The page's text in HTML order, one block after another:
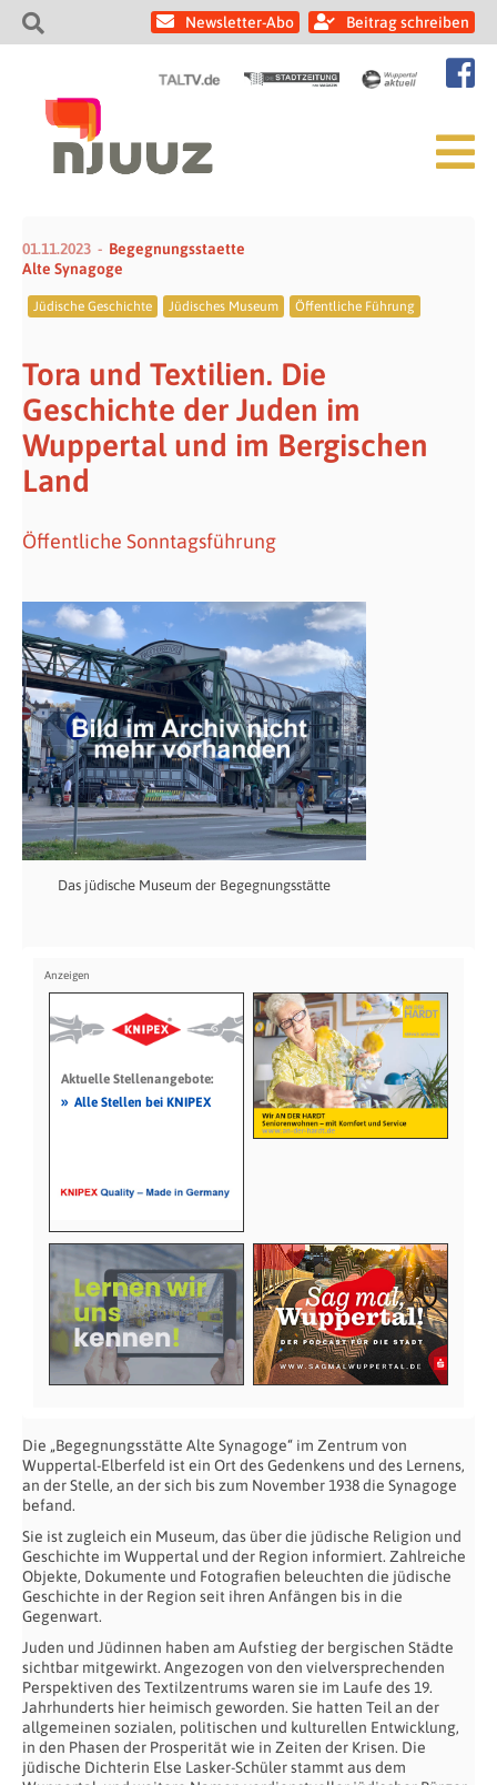
Newsletter-Abo Beitrag schreiben
01.11.2023
Begegnungsstaette
Alte Synagoge
Jüdische Geschichte Jüdisches Museum Öffentliche Führung
Tora und Textilien. Die
Geschichte der Juden im
Wuppertal und im Bergischen
Land
Öffentliche Sonntagsführung
Das jüdische Museum der Begegnungsstätte
Aktuelle Stellenangebote:
» Alle Stellen bei KNIPEX
Die „Begegnungsstätte Alte Synagoge“ im Zentrum von
Wuppertal-Elberfeld ist ein Ort des Gedenkens und des Lernens,
an der Stelle, an der sich bis zum November 1938 die Synagoge
befand.
Sie ist zugleich ein Museum, das über die jüdische Religion und
Geschichte im Wuppertal und der Region informiert. Zahlreiche
Objekte, Dokumente und Fotografien beleuchten die jüdische
Geschichte in der Region seit ihren Anfängen bis in die
Gegenwart.
Juden und Jüdinnen haben am Aufstieg der bergischen Städte
sichtbar mitgewirkt. Angezogen von den vielversprechenden
Perspektiven des Textilzentrums waren sie im Laufe des 19.
Jahrhunderts hier heimisch geworden. Sie hatten Teil an der
allgemeinen sozialen, politischen und kulturellen Entwicklung,
in den Phasen der Prosperität wie in Zeiten der Krisen. Die
jüdische Dichterin Else Lasker-Schüler stammt aus dem